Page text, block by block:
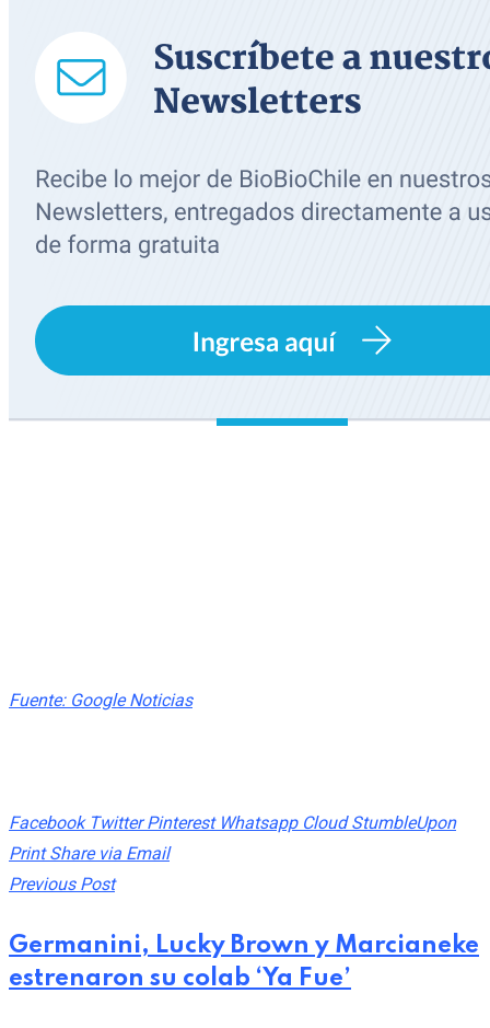
Fuente: Google Noticias
Facebook Twitter Pinterest Whatsapp Cloud StumbleUpon
Print Share via Email
Previous Post
Germanini, Lucky Brown y Marcianeke
estrenaron su colab ‘Ya Fue’